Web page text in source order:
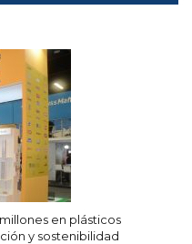
en plásticos
y sostenibilidad